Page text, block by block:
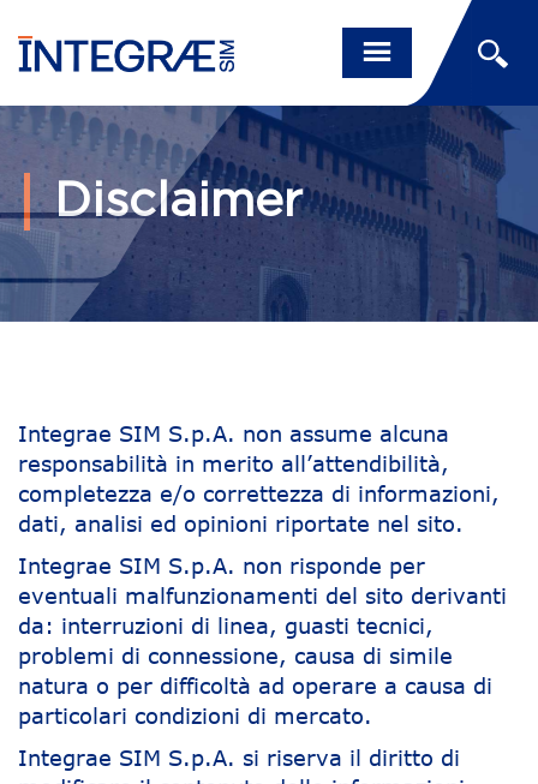
Disclaimer
Integrae SIM S.p.A. non assume alcuna
responsabilità in merito all’attendibilità,
completezza e/o correttezza di informazioni,
dati, analisi ed opinioni riportate nel sito.
Integrae SIM S.p.A. non risponde per
eventuali malfunzionamenti del sito derivanti
da: interruzioni di linea, guasti tecnici,
problemi di connessione, causa di simile
natura o per difficoltà ad operare a causa di
particolari condizioni di mercato.
Integrae SIM S.p.A. si riserva il diritto di